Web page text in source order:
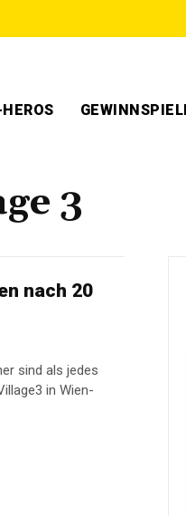
3
nach 20
sind als jedes
in Wien-